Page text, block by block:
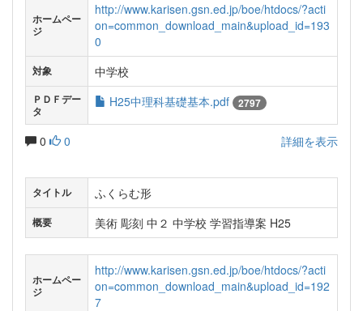
ホームペー
ジ
http://www.karisen.gsn.ed.jp/boe/htdocs/?acti
on=common_download_main&upload_id=193
0
対象 中学校
ＰＤＦデー
タ
H25中理科基礎基本.pdf 2797
0 0 詳細を表示
タイトル ふくらむ形
概要 美術 彫刻 中２ 中学校 学習指導案 H25
ホームペー
ジ
http://www.karisen.gsn.ed.jp/boe/htdocs/?acti
on=common_download_main&upload_id=192
7